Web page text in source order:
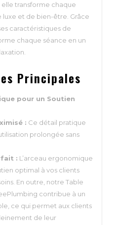
transforme chaque
et de bien-être. Grâce
caractéristiques de
chaque séance en un
Principales
pour un Soutien
: Ce détail pratique
prolongée sans
: L’arceau ergonomique
optimal à vos clients
En outre, notre Table
contribue à un
ce qui permet aux clients
de leur